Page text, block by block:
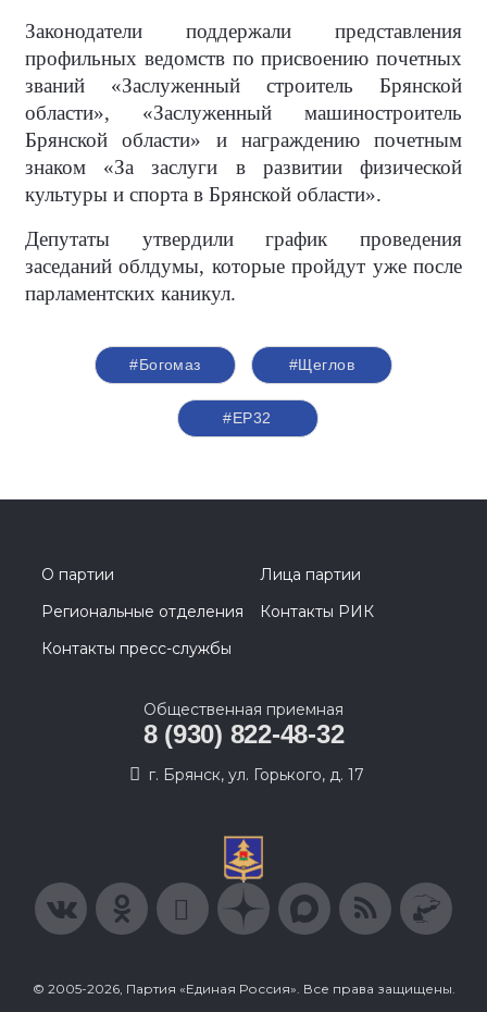
Законодатели поддержали представления
профильных ведомств по присвоению почетных
званий «Заслуженный строитель Брянской
области», «Заслуженный машиностроитель
Брянской области» и награждению почетным
знаком «За заслуги в развитии физической
культуры и спорта в Брянской области».
Депутаты утвердили график проведения
заседаний облдумы, которые пройдут уже после
парламентских каникул.
#Богомаз #Щеглов
#ЕР32
О партии
Лица партии
Региональные отделения
Контакты РИК
Контакты пресс-службы
Общественная приемная
8 (930) 822-48-32
г. Брянск, ул. Горького, д. 17
© 2005-2026, Партия «Единая Россия». Все права защищены.